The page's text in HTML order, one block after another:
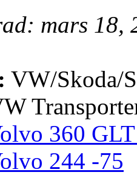
mars
VW/Skoda/
360
244 -75